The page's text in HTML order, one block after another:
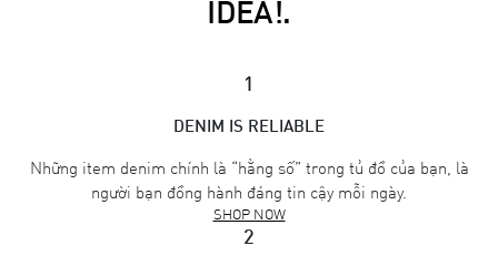
IDEA!.
1
DENIM IS RELIABLE
Những item denim chính là “hằng số” trong tủ đồ của bạn, là
người bạn đồng hành đáng tin cậy mỗi ngày.
SHOP NOW
2